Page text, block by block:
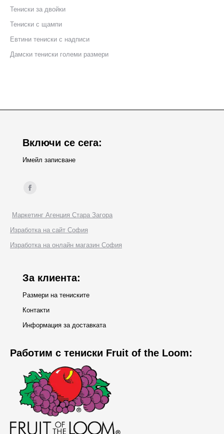
Тениски за двойки
Тениски с щампи
Eвтини тениски с надписи
Дамски тениски големи размери
Включи се сега:
Имейл записване
Find us on:
opens
in
new
Маркетинг Агенция Стара Загора
Изработка на сайт София
Изработка на онлайн магазин София
За клиента:
Размери на тениските
Контакти
Информация за доставката
Работим с тениски Fruit of the Loom: